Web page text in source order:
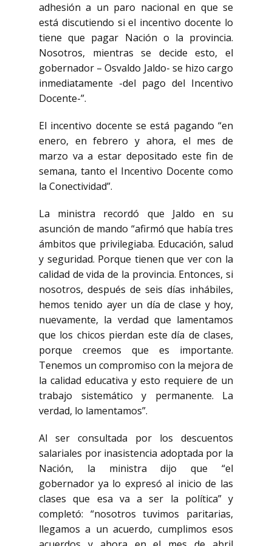
adhesión a un paro nacional en que se
está discutiendo si el incentivo docente lo
tiene que pagar Nación o la provincia.
Nosotros, mientras se decide esto, el
gobernador – Osvaldo Jaldo- se hizo cargo
inmediatamente -del pago del Incentivo
Docente-”.
El incentivo docente se está pagando “en
enero, en febrero y ahora, el mes de
marzo va a estar depositado este fin de
semana, tanto el Incentivo Docente como
la Conectividad”.
La ministra recordó que Jaldo en su
asunción de mando “afirmó que había tres
ámbitos que privilegiaba. Educación, salud
y seguridad. Porque tienen que ver con la
calidad de vida de la provincia. Entonces, si
nosotros, después de seis días inhábiles,
hemos tenido ayer un día de clase y hoy,
nuevamente, la verdad que lamentamos
que los chicos pierdan este día de clases,
porque creemos que es importante.
Tenemos un compromiso con la mejora de
la calidad educativa y esto requiere de un
trabajo sistemático y permanente. La
verdad, lo lamentamos”.
Al ser consultada por los descuentos
salariales por inasistencia adoptada por la
Nación, la ministra dijo que “el
gobernador ya lo expresó al inicio de las
clases que esa va a ser la política” y
completó: “nosotros tuvimos paritarias,
llegamos a un acuerdo, cumplimos esos